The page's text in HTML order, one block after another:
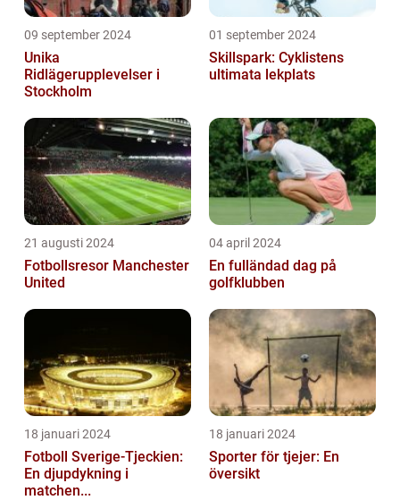
09 september 2024
Unika
Ridlägerupplevelser i
Stockholm
01 september 2024
Skillspark: Cyklistens
ultimata lekplats
21 augusti 2024
Fotbollsresor Manchester
United
04 april 2024
En fulländad dag på
golfklubben
18 januari 2024
Fotboll Sverige-Tjeckien:
En djupdykning i
matchen...
18 januari 2024
Sporter för tjejer: En
översikt